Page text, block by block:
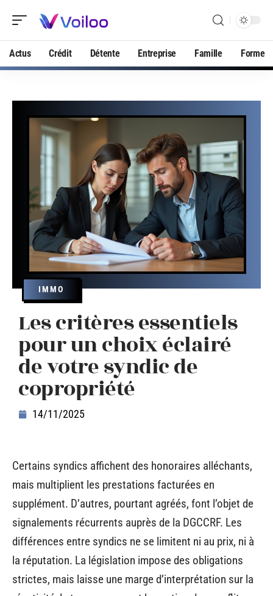
Actus Crédit Détente Entreprise Famille Forme
IMMO
Les critères essentiels
pour un choix éclairé
de votre syndic de
copropriété
14/11/2025
Certains syndics affichent des honoraires alléchants,
mais multiplient les prestations facturées en
supplément. D’autres, pourtant agréés, font l’objet de
signalements récurrents auprès de la DGCCRF. Les
différences entre syndics ne se limitent ni au prix, ni à
la réputation. La législation impose des obligations
strictes, mais laisse une marge d’interprétation sur la